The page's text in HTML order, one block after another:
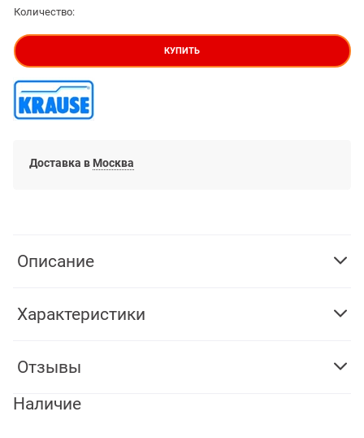
Количество:
КУПИТЬ
Доставка в Москва
Описание
Характеристики
Отзывы
Наличие